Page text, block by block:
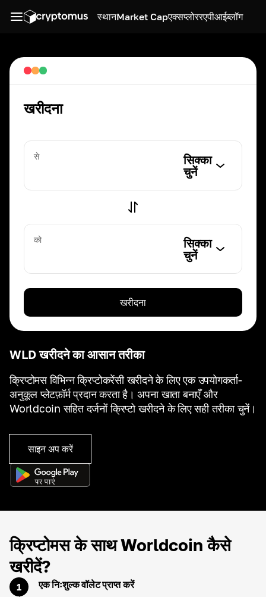
स्थानMarket Capएक्सप्लोररएपीआईब्लॉग
WLD खरीदने का आसान तरीका
क्रिप्टोमस विभिन्न क्रिप्टोकरेंसी खरीदने के लिए एक उपयोगकर्ता-
अनुकूल प्लेटफ़ॉर्म प्रदान करता है। अपना खाता बनाएँ और
Worldcoin सहित दर्जनों क्रिप्टो खरीदने के लिए सही तरीका चुनें।
साइन अप करें
खरीदना
से
सिक्का
चुनें
को
सिक्का
चुनें
खरीदना
क्रिप्टोमस के साथ Worldcoin कैसे
खरीदें?
1
एक निःशुल्क वॉलेट प्राप्त करें